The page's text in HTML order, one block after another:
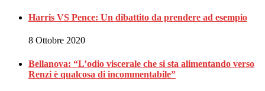
Harris VS Pence: Un dibattito da prendere ad esempio
8 Ottobre 2020
Bellanova: “L’odio viscerale che si sta alimentando verso
Renzi è qualcosa di incommentabile”